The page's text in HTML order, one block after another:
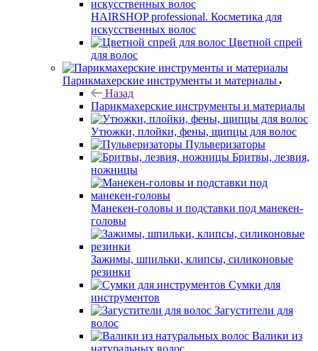
HAIRSHOP professional. Косметика для
искусственных волос
Цветной спрей
для волос
Парикмахерские инструменты и материалы
Назад
Парикмахерские инструменты и материалы
Утюжки, плойки, фены, щипцы для волос
Пульверизаторы
Бритвы, лезвия,
ножницы
Манекен-головы и подставки под манекен-
головы
Зажимы, шпильки, клипсы, силиконовые
резинки
Сумки для
инструментов
Загустители для
волос
Валики из
натуральных волос